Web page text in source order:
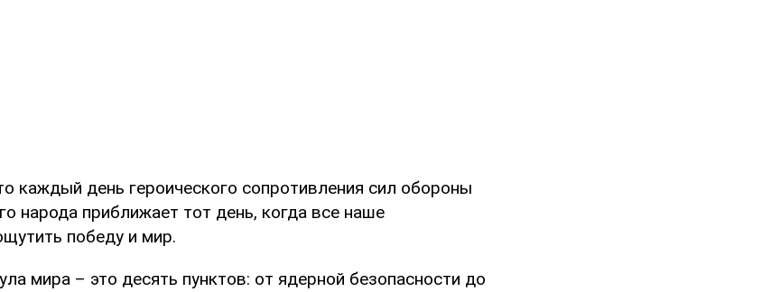
каждый день героического сопротивления сил обороны
народа приближает тот день, когда все наше
победу и мир.
мира – это десять пунктов: от ядерной безопасности до